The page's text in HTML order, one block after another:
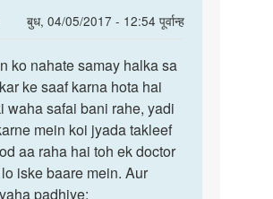
बुध, 04/05/2017 - 12:54 पूर्वान्ह
Mere
neeche
by
ko nahate samay halka sa
ke saaf karna hota hai
waha safai bani rahe, yadi
mein koi jyada takleef
aa raha hai toh ek doctor
iske baare mein. Aur
padhiye: